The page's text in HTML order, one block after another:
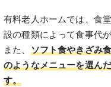
有料老人ホームでは、食
設の種類によって食事代
また、
ソフト食やきざみ
のようなメニューを選ん
す。